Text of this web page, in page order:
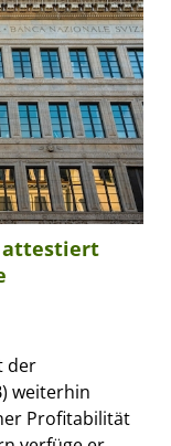
attestiert
der
weiterhin
Profitabilität